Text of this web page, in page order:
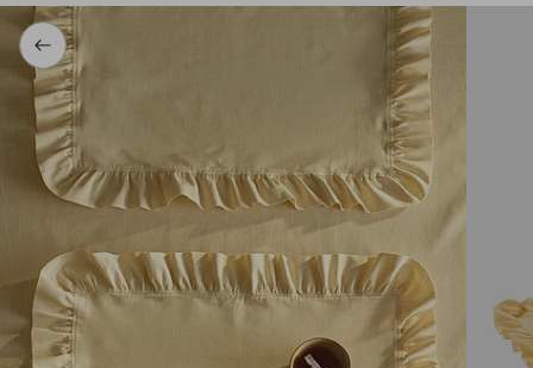
Produkten
gehen
Zurück